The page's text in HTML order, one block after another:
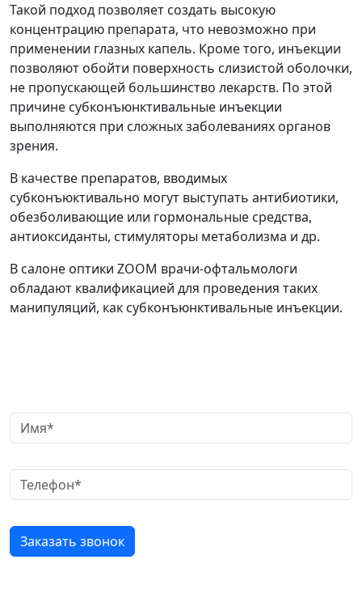
Такой подход позволяет создать высокую
концентрацию препарата, что невозможно при
применении глазных капель. Кроме того, инъекции
позволяют обойти поверхность слизистой оболочки,
не пропускающей большинство лекарств. По этой
причине субконъюнктивальные инъекции
выполняются при сложных заболеваниях органов
зрения.
В качестве препаратов, вводимых
субконъюктивально могут выступать антибиотики,
обезболивающие или гормональные средства,
антиоксиданты, стимуляторы метаболизма и др.
В салоне оптики ZOOM врачи-офтальмологи
обладают квалификацией для проведения таких
манипуляций, как субконъюнктивальные инъекции.